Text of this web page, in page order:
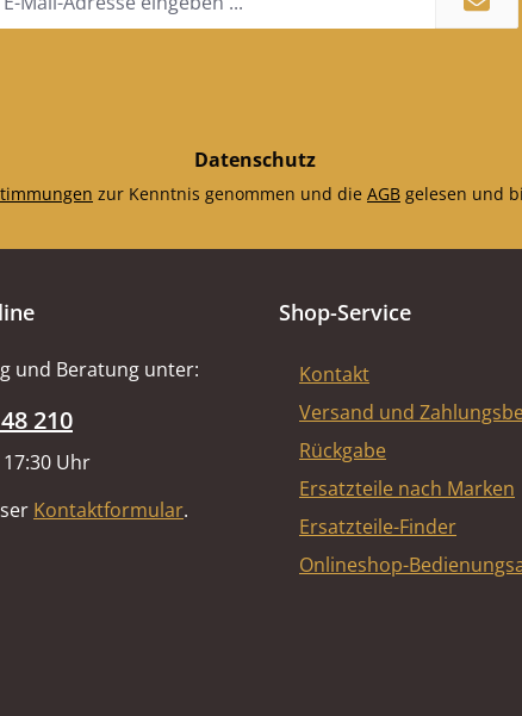
Mail-
Datenschutz
zur Kenntnis genommen und die AGB gelesen und
und Beratung unter:
210
17:30 Uhr
Kontaktformular.
Shop-Service
Kontakt
Versand und
Rückgabe
Ersatzteile nach Marken
Ersatzteile-Finder
Onlineshop-